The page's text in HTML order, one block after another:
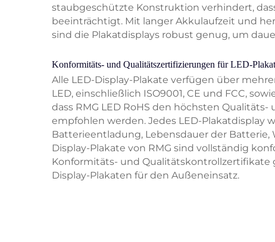
staubgeschützte Konstruktion verhindert,
beeinträchtigt. Mit langer Akkulaufzeit und
sind die Plakatdisplays robust genug, um
Konformitäts- und Qualitätszertifizierungen für LED-
Alle LED-Display-Plakate verfügen über
LED, einschließlich ISO9001, CE und FCC,
dass RMG LED RoHS den höchsten
empfohlen werden. Jedes LED-Plakatdisplay
Batterieentladung, Lebensdauer der
Display-Plakate von RMG sind vollständig
Konformitäts- und Qualitätskontrollzertifikate
Display-Plakaten für den Außeneinsatz.